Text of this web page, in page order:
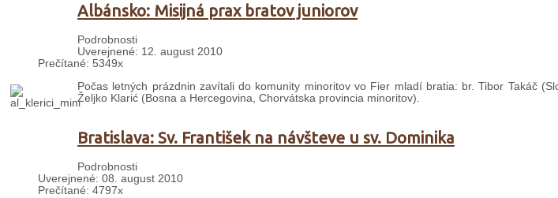
Albánsko: Misijná prax bratov juniorov
Podrobnosti
Uverejnené: 12. august 2010
Prečítané: 5349x
Počas letných prázdnin zavítali do komunity minoritov vo Fier mladí bratia: br. Tibor Takáč
Željko Klarić (Bosna a Hercegovina, Chorvátska provincia minoritov).
Bratislava: Sv. František na návšteve u sv. Dominika
Podrobnosti
Uverejnené: 08. august 2010
Prečítané: 4797x